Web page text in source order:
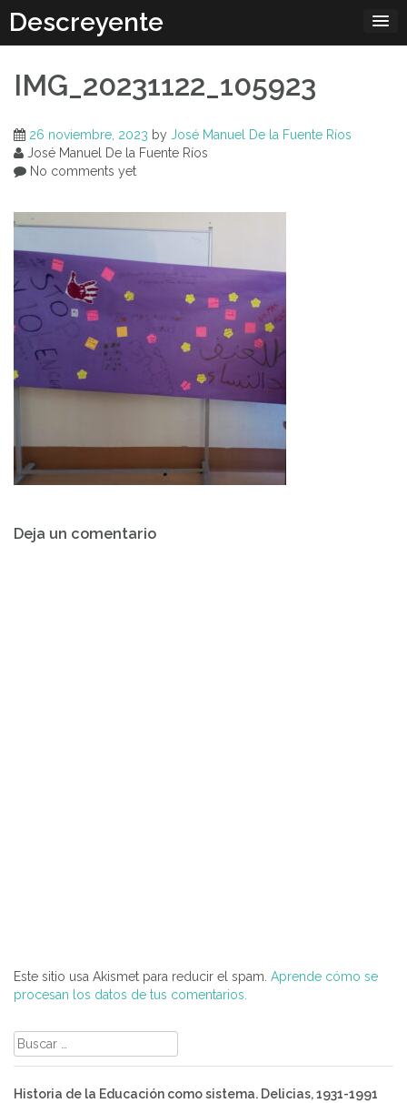
content
Descreyente
IMG_20231122_105923
26 noviembre, 2023 by José Manuel De la Fuente Ríos
José Manuel De la Fuente Ríos
No comments yet
de
Deja un comentario
Este sitio usa Akismet para reducir el spam. Aprende cómo se
procesan los datos de tus comentarios.
Buscar:
Historia de la Educación como sistema. Delicias, 1931-1991